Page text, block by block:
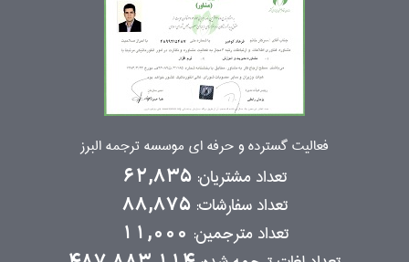
فعالیت گسترده و حرفه ای موسسه ترجمه البرز
تعداد مشتریان: 62,835
تعداد سفارشات:88,875
تعداد مترجمین: 11,000